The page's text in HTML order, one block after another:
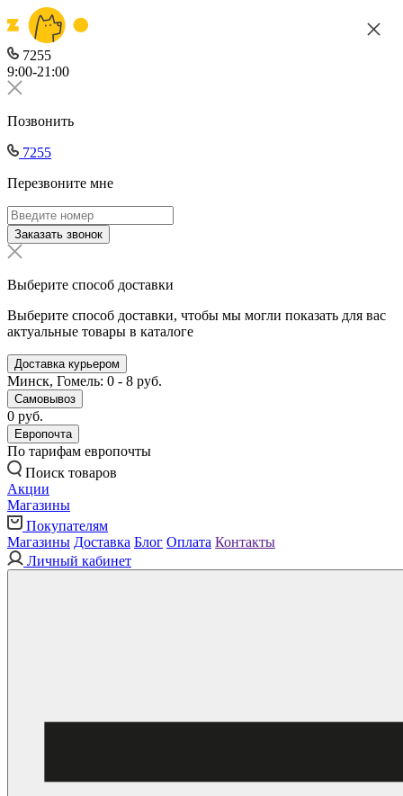
7255
9:00-21:00
Позвонить
7255
Перезвоните мне
Заказать звонок
Выберите способ доставки
Выберите способ доставки, чтобы мы могли показать для вас
актуальные товары в каталоге
Доставка курьером
Минск, Гомель: 0 - 8 руб.
Самовывоз
0 руб.
Европочта
По тарифам европочты
Поиск товаров
Акции
Магазины
Покупателям
Магазины Доставка Блог Оплата Контакты
Личный кабинет